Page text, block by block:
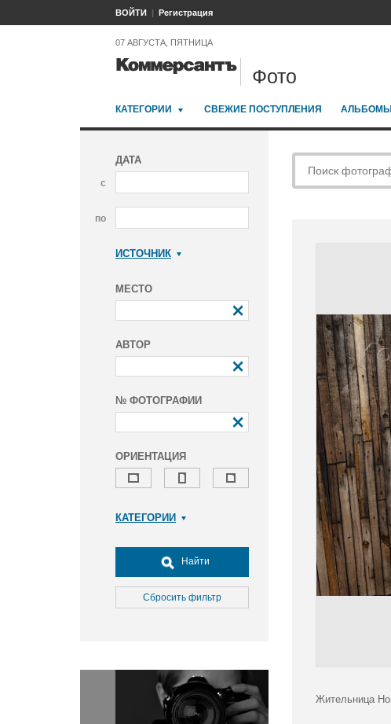
ВОЙТИ Регистрация
07 АВГУСТА, ПЯТНИЦА
Фото
КАТЕГОРИИ СВЕЖИЕ ПОСТУПЛЕНИЯ АЛЬБОМЫ
ДАТА
с
по
ИСТОЧНИК
МЕСТО
АВТОР
№ ФОТОГРАФИИ
ОРИЕНТАЦИЯ
КАТЕГОРИИ
Досуг, туризм и отдых
Культура
Медицина
Окружающая среда
Политика
Правосудие
Найти
Сбросить фильтр
Жительница